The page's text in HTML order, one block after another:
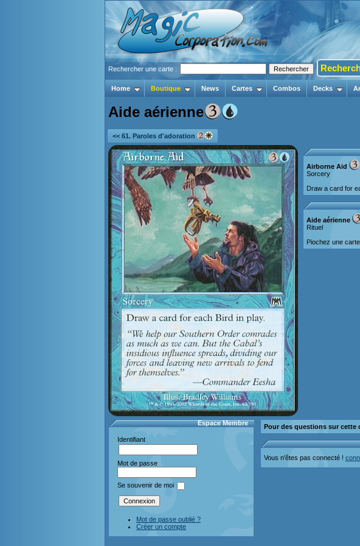
Rechercher une carte :
Home Boutique News Cartes Combos Decks
Aide aérienne
<< 61. Paroles d'adoration
Airborne Aid
Sorcery
Draw a card for
Aide aérienne
Rituel
Piochez une
Espace Membre
Identifiant
Mot de passe
Se souvenir de moi
Mot de passe oublié ?
Créer un compte
Pour des questions sur cette
Vous n'êtes pas connecté !